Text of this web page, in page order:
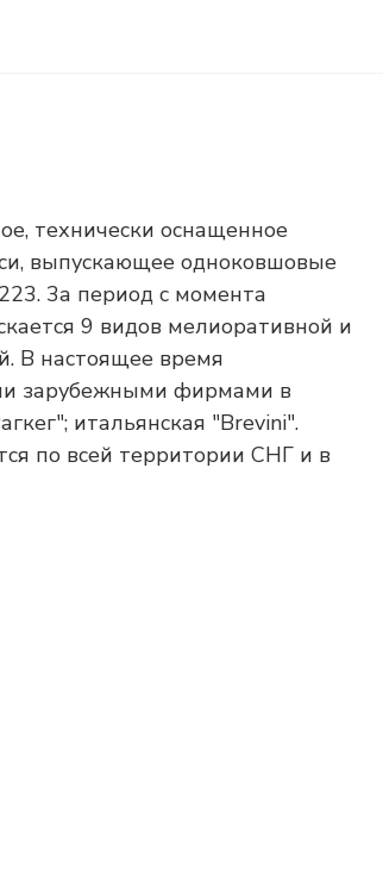
технически оснащенное
выпускающее одноковшовые
3а период с момента
9 видов мелиоративной и
В настоящее время
зарубежными фирмами в
итальянская "Brevini".
по всей территории СНГ и в